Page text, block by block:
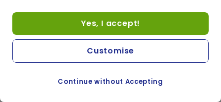
Yes, I accept!
Continue without Accepting
Customise